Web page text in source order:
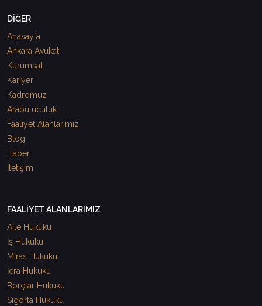
DİĞER
Anasayfa
Ankara Avukat
Kurumsal
Kariyer
Kadromuz
Arabuluculuk
Faaliyet Alanlarımız
Blog
Haber
İletişim
FAALİYET ALANLARIMIZ
Aile Hukuku
İş Hukuku
Miras Hukuku
İcra Hukuku
Borçlar Hukuku
Sigorta Hukuku